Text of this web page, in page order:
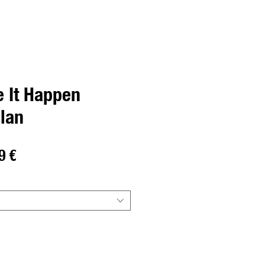
It Happen
€Preço